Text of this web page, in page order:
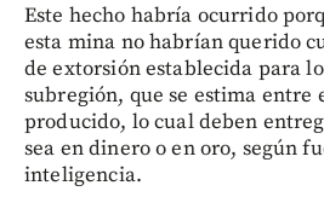
Este hecho habría ocurrido
esta mina no habrían querido
de extorsión establecida para
subregión, que se estima entre
producido, lo cual deben
sea en dinero o en oro, según
inteligencia.